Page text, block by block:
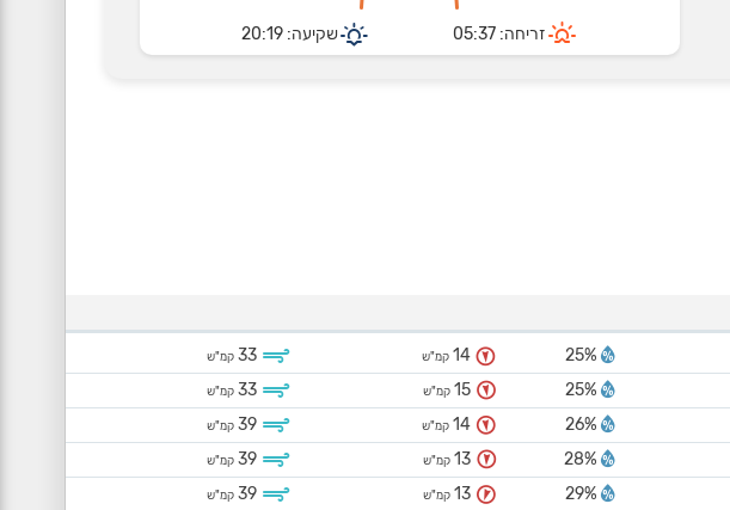
זריחה: 05:37 שקיעה: 20:19
25%
14 קמ"ש 33 קמ"ש
25%
15 קמ"ש 33 קמ"ש
26%
14 קמ"ש 39 קמ"ש
28%
13 קמ"ש 39 קמ"ש
29%
13 קמ"ש 39 קמ"ש